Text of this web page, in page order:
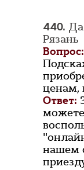
440.
Рязань
Вопрос:
ценам,
Ответ:
нашем